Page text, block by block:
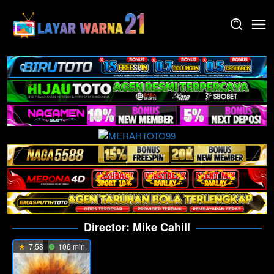
content
Director: Mike Cahill
7.58 106 min